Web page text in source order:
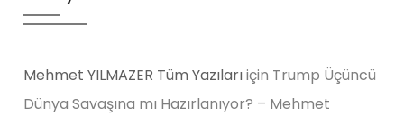
Mehmet YILMAZER Tüm Yazılarıiçin Trump Üçüncü
Dünya Savaşına mı Hazırlanıyor? – Mehmet